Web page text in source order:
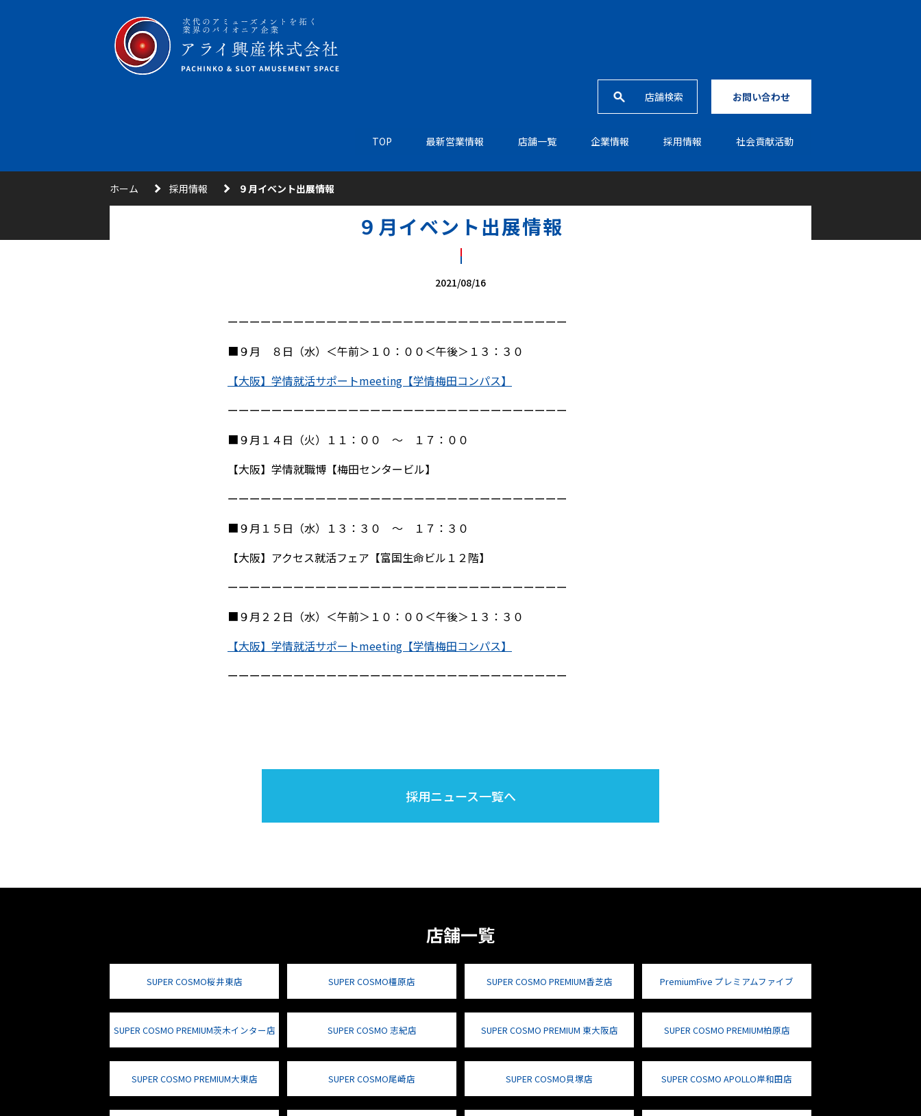
店舗検索 お問い合わせ
TOP 最新営業情報 店舗一覧 企業情報 採⽤情報 社会貢献活動
ホーム 採用情報 ９月イベント出展情報
９月イベント出展情報
2021/08/16
ーーーーーーーーーーーーーーーーーーーーーーーーーーーーーーー
■９月 ８日（水）＜午前＞１０：００＜午後＞１３：３０
【大阪】学情就活サポートmeeting【学情梅田コンパス】
ーーーーーーーーーーーーーーーーーーーーーーーーーーーーーーー
■９月１４日（火）１１：００ ～ １７：００
【大阪】学情就職博【梅田センタービル】
ーーーーーーーーーーーーーーーーーーーーーーーーーーーーーーー
■９月１５日（水）１３：３０ ～ １７：３０
【大阪】アクセス就活フェア【富国生命ビル１２階】
ーーーーーーーーーーーーーーーーーーーーーーーーーーーーーーー
■９月２２日（水）＜午前＞１０：００＜午後＞１３：３０
【大阪】学情就活サポートmeeting【学情梅田コンパス】
ーーーーーーーーーーーーーーーーーーーーーーーーーーーーーーー
採用ニュース一覧へ
店舗一覧
SUPER COSMO桜井東店 SUPER COSMO橿原店 SUPER COSMO PREMIUM香芝店 PremiumFive プレミアムファイブ
SUPER COSMO PREMIUM茨木インター店 SUPER COSMO 志紀店 SUPER COSMO PREMIUM 東大阪店 SUPER COSMO PREMIUM柏原店
SUPER COSMO PREMIUM大東店 SUPER COSMO尾崎店 SUPER COSMO貝塚店 SUPER COSMO APOLLO岸和田店